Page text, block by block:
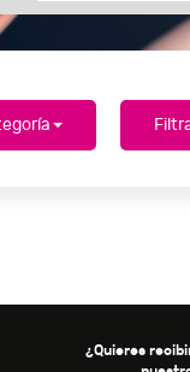
¿Quieres